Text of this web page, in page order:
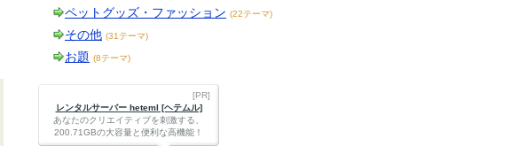
ペットグッズ・ファッション (22テーマ)
その他 (31テーマ)
お題 (8テーマ)
[PR]
レンタルサーバー heteml [ヘテムル]
あなたのクリエイティブを刺激する、
200.71GBの大容量と便利な高機能！